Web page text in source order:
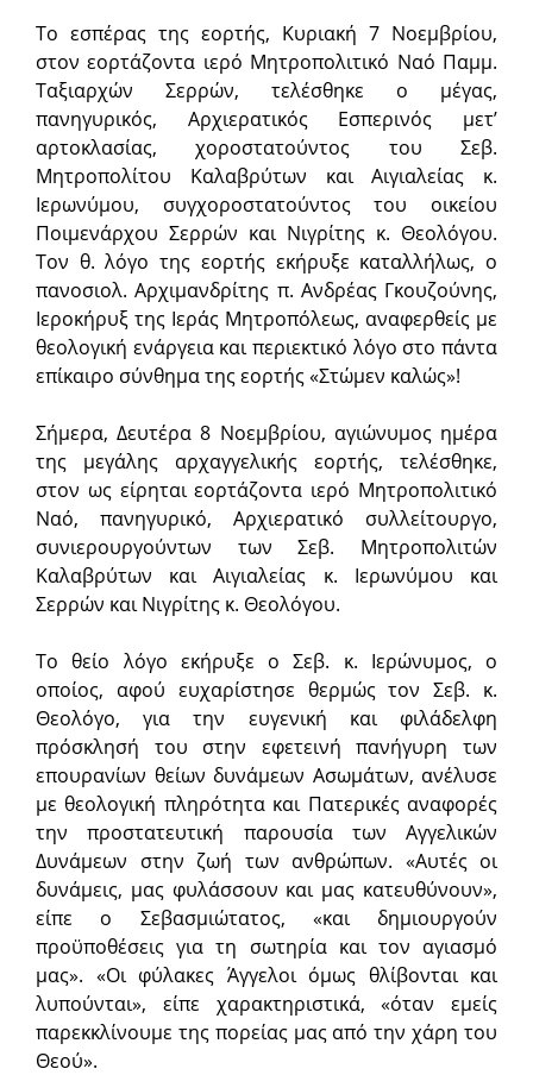
Το εσπέρας της εορτής, Κυριακή 7 Νοεμβρίου,
στον εορτάζοντα ιερό Μητροπολιτικό Ναό Παμμ.
Ταξιαρχών Σερρών, τελέσθηκε ο μέγας,
πανηγυρικός, Αρχιερατικός Εσπερινός μετ’
αρτοκλασίας, χοροστατούντος του Σεβ.
Μητροπολίτου Καλαβρύτων και Αιγιαλείας κ.
Ιερωνύμου, συγχοροστατούντος του οικείου
Ποιμενάρχου Σερρών και Νιγρίτης κ. Θεολόγου.
Τον θ. λόγο της εορτής εκήρυξε καταλλήλως, ο
πανοσιολ. Αρχιμανδρίτης π. Ανδρέας Γκουζούνης,
Ιεροκήρυξ της Ιεράς Μητροπόλεως, αναφερθείς με
θεολογική ενάργεια και περιεκτικό λόγο στο πάντα
επίκαιρο σύνθημα της εορτής «Στώμεν καλώς»!
Σήμερα, Δευτέ­ρα 8 Νοεμβρίου, αγιώνυμος ημέρα
της μεγάλης αρχαγγελικής εορτής, τελέσθηκε,
στον ως είρηται εορτάζοντα ιερό Μητροπολιτικό
Ναό, πανηγυρικό, Αρχιερατικό συλλείτουργο,
συνιερουργούντων των Σεβ. Μητροπολιτών
Καλαβρύτων και Αι­γι­α­λεί­ας κ. Ι­ε­ρωνύμου και
Σερρών και Νιγρίτης κ. Θεολόγου.
Το θείο λόγο εκήρυξε ο Σεβ. κ. Ιερώνυμος, ο
οποίος, αφού ευχαρίστησε θερμώς τον Σεβ. κ.
Θεολόγο, για την ευγενική και φιλάδελφη
πρόσκλησή του στην εφετεινή πανήγυρη των
επουρανίων θείων δυνάμεων Ασωμάτων, ανέλυσε
με θεολογική πληρότητα και Πατερικές αναφορές
την προστατευτική παρουσία των Αγγελικών
Δυνάμεων στην ζωή των ανθρώπων. «Αυτές οι
δυνάμεις, μας φυλάσσουν και μας κατευθύνουν»,
είπε ο Σεβασμιώτατος, «και δημιουργούν
προϋποθέσεις για τη σωτηρία και τον αγιασμό
μας». «Οι φύλακες Άγγελοι όμως θλίβονται και
λυπούνται», είπε χαρακτηριστικά, «όταν εμείς
παρεκκλίνουμε της πορείας μας από την χάρη του
Θεού».